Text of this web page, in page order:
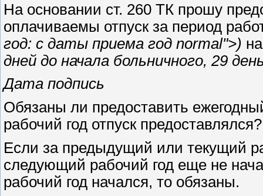
На основании ст. 260 ТК прошу
оплачиваемы отпуск за период
год: с даты приема год normal">)
дней до начала больничного, 29
Дата подпись
Обязаны ли предоставить
рабочий год отпуск предоставлялся?
Если за предыдущий или текущий
следующий рабочий год еще не
рабочий год начался, то обязаны.